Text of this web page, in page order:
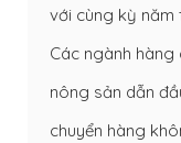
với cùng kỳ năm
Các ngành hàng
nông sản dẫn
chuyển hàng